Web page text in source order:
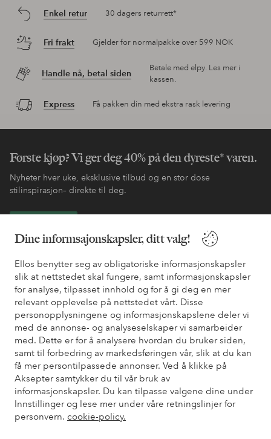
Dine informsajonskapsler, ditt valg!
Ellos benytter seg av obligatoriske informasjonskapsler
slik at nettstedet skal fungere, samt informasjonskapsler
for analyse, tilpasset innhold og for å gi deg en mer
relevant opplevelse på nettstedet vårt. Disse
personopplysningene og informasjonskapslene deler vi
med de annonse- og analyseselskaper vi samarbeider
med. Dette er for å analysere hvordan du bruker siden,
samt til forbedring av markedsføringen vår, slik at du kan
få mer persontilpassede annonser. Ved å klikke på
Aksepter samtykker du til vår bruk av
informasjonskapsler. Du kan tilpasse valgene dine under
Innstillinger og lese mer under våre retningslinjer for
personvern. cookie-policy.
Enkel retur 30 dagers returrett*
Fri frakt Gjelder for normalpakke over 599 NOK
Handle nå, betal siden
Betale med elpy. Les mer i
kassen.
Express Få pakken din med ekstra rask levering
Første kjøp? Vi ger deg 40% på den dyreste* varen.
Nyheter hver uke, eksklusive tilbud og en stor dose
stilinspirasjon– direkte til deg.
Trenger du hjelp?
Du finner svar på de vanligste spørsmålene i vår FAQ. Du finner
også informasjon om hvordan du kan kontakte oss.
Kundeservice Bestilling Betalingsmåte
Mine sider